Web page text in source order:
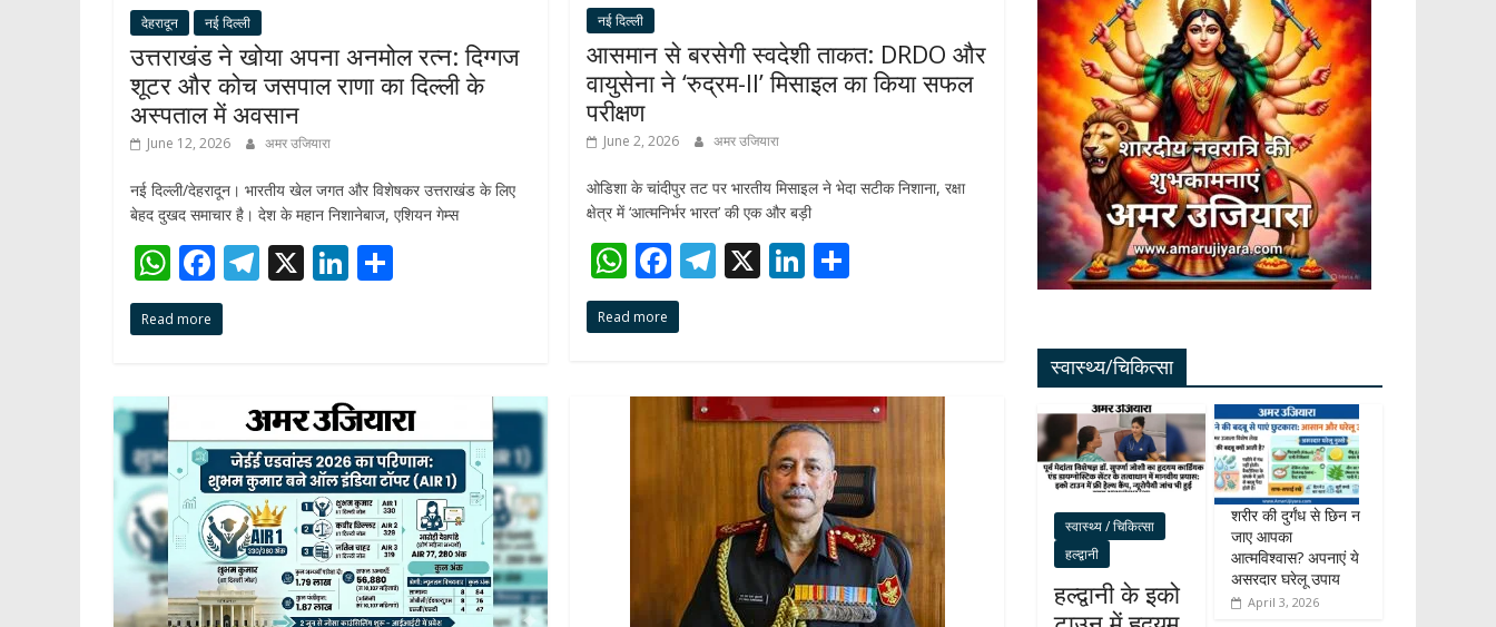
देहरादून नई दिल्ली
उत्तराखंड ने खोया अपना अनमोल रत्न: दिग्गज
शूटर और कोच जसपाल राणा का दिल्ली के
अस्पताल में अवसान
June 12, 2026 अमर उजियारा
नई दिल्ली/देहरादून। भारतीय खेल जगत और विशेषकर उत्तराखंड के लिए
बेहद दुखद समाचार है। देश के महान निशानेबाज, एशियन गेम्स
W
h
at
p
p
F
ac
e
o
k
T
a
m
X Li
dI
n
Read more
नई दिल्ली
आसमान से बरसेगी स्वदेशी ताकत: DRDO और
वायुसेना ने ‘रुद्रम-II’ मिसाइल का किया सफल
परीक्षण
June 2, 2026 अमर उजियारा
ओडिशा के चांदीपुर तट पर भारतीय मिसाइल ने भेदा सटीक निशाना, रक्षा
क्षेत्र में ‘आत्मनिर्भर भारत’ की एक और बड़ी
W
h
at
A
p
F
ac
e
o
o
k
T
a
m
X Li
dI
n
Read more
स्वास्थ्य/चिकित्सा
स्वास्थ्य / चिकित्सा
हल्द्वानी
हल्द्वानी के इको
शरीर की दुर्गंध से छिन न
जाए आपका
आत्मविश्वास? अपनाएं ये
असरदार घरेलू उपाय
April 3, 2026